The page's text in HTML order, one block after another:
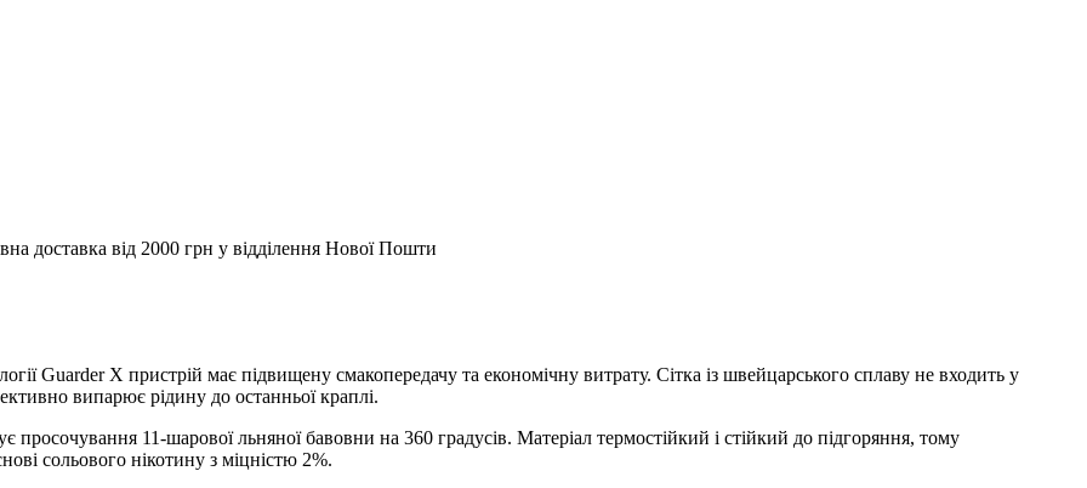
доставка від 2000 грн у відділення Нової Пошти
Guarder X пристрій має підвищену смакопередачу та економічну витрату. Сітка із швейцарського сплаву не входить у
випарює рідину до останньої краплі.
просочування 11-шарової льняної бавовни на 360 градусів. Матеріал термостійкий і стійкий до підгоряння, тому
сольового нікотину з міцністю 2%.